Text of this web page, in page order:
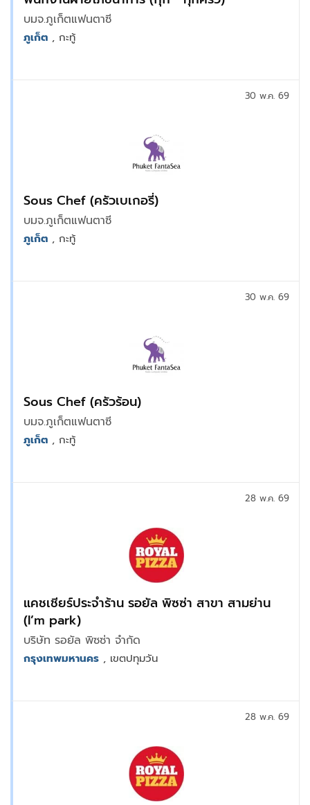
บมจ.ภูเก็ตแฟนตาซี
ภูเก็ต , กะทู้
Sous Chef (ครัวเบเกอรี่)
บมจ.ภูเก็ตแฟนตาซี
30 พ.ค. 69
ภูเก็ต , กะทู้
Sous Chef (ครัวร้อน)
บมจ.ภูเก็ตแฟนตาซี
30 พ.ค. 69
ภูเก็ต , กะทู้
แคชเชียร์ประจำร้าน รอยัล พิซซ่า สาขา สามย่าน
(I’m park)
บริษัท รอยัล พิซซ่า จำกัด
28 พ.ค. 69
กรุงเทพมหานคร , เขตปทุมวัน
28 พ.ค. 69